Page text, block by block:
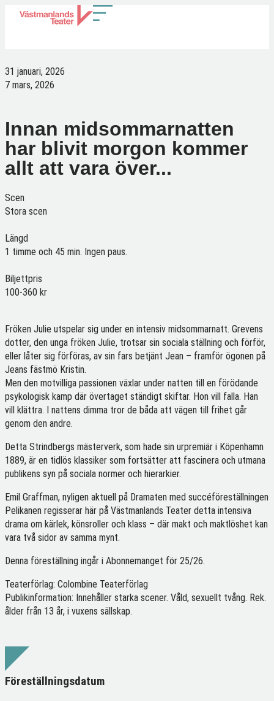
31 januari, 2026
7 mars, 2026
Innan midsommarnatten
har blivit morgon kommer
allt att vara över...
Scen
Stora scen
Längd
1 timme och 45 min. Ingen paus.
Biljettpris
100-360 kr
Fröken Julie utspelar sig under en intensiv midsommarnatt. Grevens
dotter, den unga fröken Julie, trotsar sin sociala ställning och förför,
eller låter sig förföras, av sin fars betjänt Jean – framför ögonen på
Jeans fästmö Kristin.
Men den motvilliga passionen växlar under natten till en förödande
psykologisk kamp där övertaget ständigt skiftar. Hon vill falla. Han
vill klättra. I nattens dimma tror de båda att vägen till frihet går
genom den andre.
Detta Strindbergs mästerverk, som hade sin urpremiär i Köpenhamn
1889, är en tidlös klassiker som fortsätter att fascinera och utmana
publikens syn på sociala normer och hierarkier.
Emil Graffman, nyligen aktuell på Dramaten med succéföreställningen
Pelikanen regisserar här på Västmanlands Teater detta intensiva
drama om kärlek, könsroller och klass – där makt och maktlöshet kan
vara två sidor av samma mynt.
Denna föreställning ingår i Abonnemanget för 25/26.
Teaterförlag: Colombine Teaterförlag
Publikinformation: Innehåller starka scener. Våld, sexuellt tvång. Rek.
ålder från 13 år, i vuxens sällskap.
Föreställningsdatum